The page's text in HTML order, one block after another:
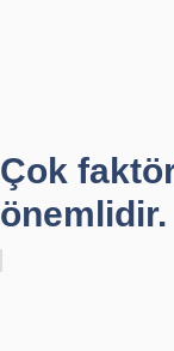
Çok
önemlidir.